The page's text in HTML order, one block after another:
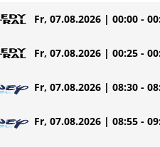
Fr, 07.08.2026 | 00:00 -
Fr, 07.08.2026 | 00:25 -
Fr, 07.08.2026 | 08:30 -
Fr, 07.08.2026 | 08:55 -